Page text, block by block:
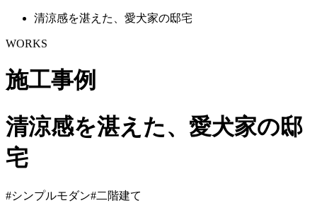
清涼感を湛えた、愛犬家の邸宅
WORKS
施工事例
清涼感を湛えた、愛犬家の邸
宅
#シンプルモダン#二階建て